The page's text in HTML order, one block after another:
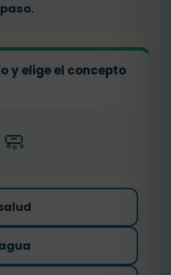
y elige el concepto
🧼